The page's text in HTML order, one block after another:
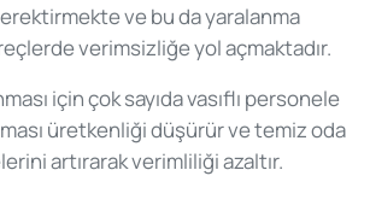
ve bu da yaralanma
verimsizliğe yol açmaktadır.
için çok sayıda vasıflı personele
üretkenliği düşürür ve temiz oda
artırarak verimliliği azaltır.